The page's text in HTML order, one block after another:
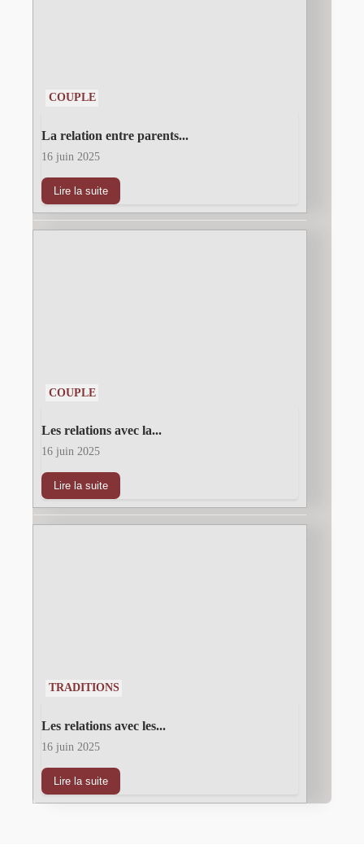
COUPLE
La relation entre parents...
16 juin 2025
Lire la suite
COUPLE
Les relations avec la...
16 juin 2025
Lire la suite
TRADITIONS
Les relations avec les...
16 juin 2025
Lire la suite